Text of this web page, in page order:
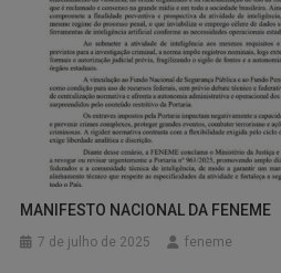
MANIFESTO NACIONAL DA FENEME
7 de julho de 2025 feneme